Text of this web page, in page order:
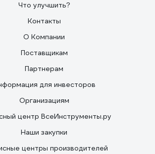
Что улучшить?
Контакты
О Компании
Поставщикам
Партнерам
для инвесторов
Организациям
центр ВсеИнструменты.ру
Наши закупки
центры производителей